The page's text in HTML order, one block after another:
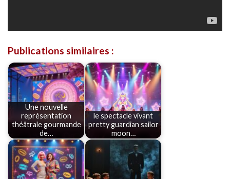
Publications similaires :
Une nouvelle
représentation
théâtrale gourmande
de…
le spectacle vivant
pretty guardian sailor
moon…